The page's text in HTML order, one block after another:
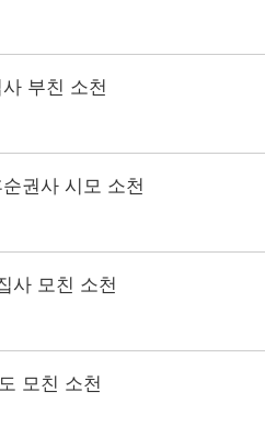
부친 소천
권사 시모 소천
사 모친 소천
모친 소천